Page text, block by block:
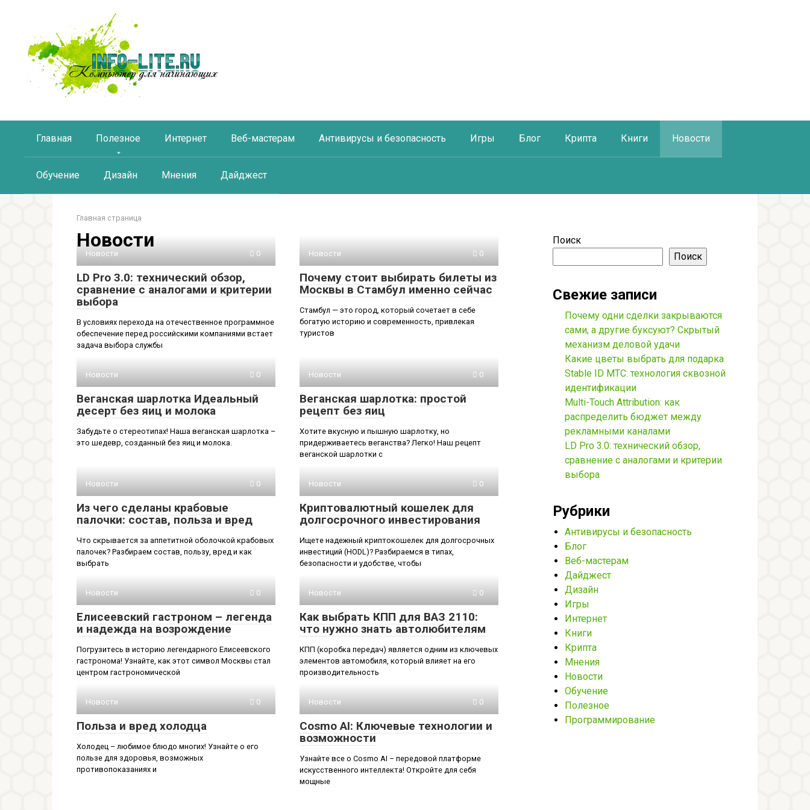
контенту
Главная Полезное Интернет Веб-мастерам Антивирусы и безопасность Игры Блог Крипта Книги Новости
Обучение Дизайн Мнения Дайджест
Главная страница
Новости
Новости 0
LD Pro 3.0: технический обзор,
сравнение с аналогами и критерии
выбора
В условиях перехода на отечественное программное
обеспечение перед российскими компаниями встает
задача выбора службы
Новости 0
Почему стоит выбирать билеты из
Москвы в Стамбул именно сейчас
Стамбул — это город, который сочетает в себе
богатую историю и современность, привлекая
туристов
Новости 0
Веганская шарлотка Идеальный
десерт без яиц и молока
Забудьте о стереотипах! Наша веганская шарлотка –
это шедевр, созданный без яиц и молока.
Новости 0
Веганская шарлотка: простой
рецепт без яиц
Хотите вкусную и пышную шарлотку, но
придерживаетесь веганства? Легко! Наш рецепт
веганской шарлотки с
Новости 0
Из чего сделаны крабовые
палочки: состав, польза и вред
Что скрывается за аппетитной оболочкой крабовых
палочек? Разбираем состав, пользу, вред и как
выбрать
Новости 0
Криптовалютный кошелек для
долгосрочного инвестирования
Ищете надежный криптокошелек для долгосрочных
инвестиций (HODL)? Разбираемся в типах,
безопасности и удобстве, чтобы
Новости 0
Елисеевский гастроном – легенда
и надежда на возрождение
Погрузитесь в историю легендарного Елисеевского
гастронома! Узнайте, как этот символ Москвы стал
центром гастрономической
Новости 0
Как выбрать КПП для ВАЗ 2110:
что нужно знать автолюбителям
КПП (коробка передач) является одним из ключевых
элементов автомобиля, который влияет на его
производительность
Новости 0
Польза и вред холодца
Холодец – любимое блюдо многих! Узнайте о его
пользе для здоровья, возможных
противопоказаниях и
Новости 0
Cosmo AI: Ключевые технологии и
возможности
Узнайте все о Cosmo AI – передовой платформе
искусственного интеллекта! Откройте для себя
мощные
Поиск
Поиск
Свежие записи
Почему одни сделки закрываются
сами, а другие буксуют? Скрытый
механизм деловой удачи
Какие цветы выбрать для подарка
Stable ID МТС: технология сквозной
идентификации
Multi-Touch Attribution: как
распределить бюджет между
рекламными каналами
LD Pro 3.0: технический обзор,
сравнение с аналогами и критерии
выбора
Рубрики
Антивирусы и безопасность
Блог
Веб-мастерам
Дайджест
Дизайн
Игры
Интернет
Книги
Крипта
Мнения
Новости
Обучение
Полезное
Программирование